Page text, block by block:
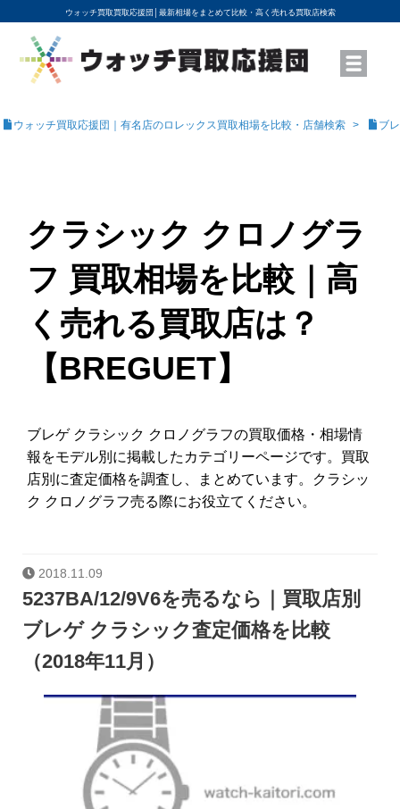
ウォッチ買取買取応援団│ 最新相場をまとめて比較・高く売れる買取店検索
YouTubeで動画を公開中
ROLEXモデル名から買取相場を調べる
高級時計ブランド名から買取相場を調べる
地域から買取店を探す
店舗名から買取店を探す
ブランド時計を高く売る方法
買取査定を依頼する
ウォッチ買取応援団｜有名店のロレックス買取相場を比較・店舗検索 ブ
クラシック クロノグラ
フ 買取相場を比較｜高
く売れる買取店は？
【BREGUET】
ブレゲ クラシック クロノグラフの買取価格・相場情
報をモデル別に掲載したカテゴリーページです。買取
店別に査定価格を調査し、まとめています。クラシッ
ク クロノグラフ売る際にお役立てください。
2018.11.09
5237BA/12/9V6を売るなら｜買取店別
ブレゲ クラシック査定価格を比較
（2018年11月）